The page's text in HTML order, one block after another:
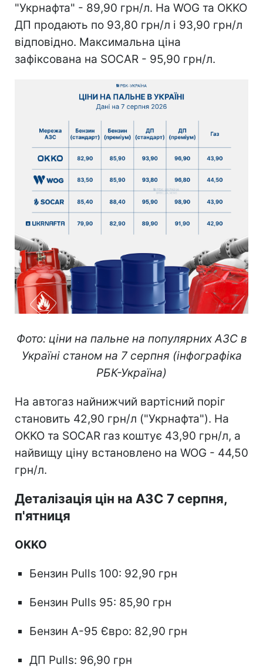
"Укрнафта" - 89,90 грн/л. На WOG та OKKO
ДП продають по 93,80 грн/л і 93,90 грн/л
відповідно. Максимальна ціна
зафіксована на SOCAR - 95,90 грн/л.
Фото: ціни на пальне на популярних АЗС в
Україні станом на 7 серпня (інфографіка
РБК-Україна)
На автогаз найнижчий вартісний поріг
становить 42,90 грн/л ("Укрнафта"). На
OKKO та SOCAR газ коштує 43,90 грн/л, а
найвищу ціну встановлено на WOG - 44,50
грн/л.
Деталізація цін на АЗС 7 серпня,
п'ятниця
OKKO
Бензин Pulls 100: 92,90 грн
Бензин Pulls 95: 85,90 грн
Бензин А-95 Євро: 82,90 грн
ДП Pulls: 96,90 грн